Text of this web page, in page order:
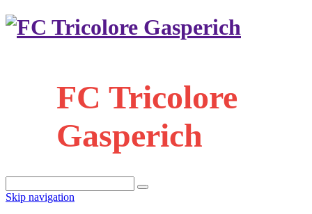
FC Tricolore
Gasperich
Skip navigation